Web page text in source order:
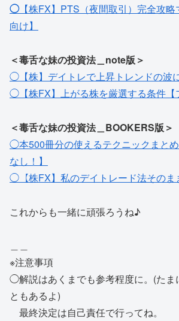
◯【株FX】PTS（夜間取引）完全攻略
向け】
＜毒舌な妹の投資法＿note版＞
◯【株】デイトレで上昇トレンドの波
◯【株FX】上がる株を厳選する条件【
＜毒舌な妹の投資法＿BOOKERS版＞
◯本500冊分の使えるテクニックまと
なし！】
◯【株FX】私のデイトレード法そのま
これからも一緒に頑張ろうね♪
※注意事項
◯解説はあくまでも参考程度に。(たま
ともあるよ)
最終決定は自己責任で行ってね。